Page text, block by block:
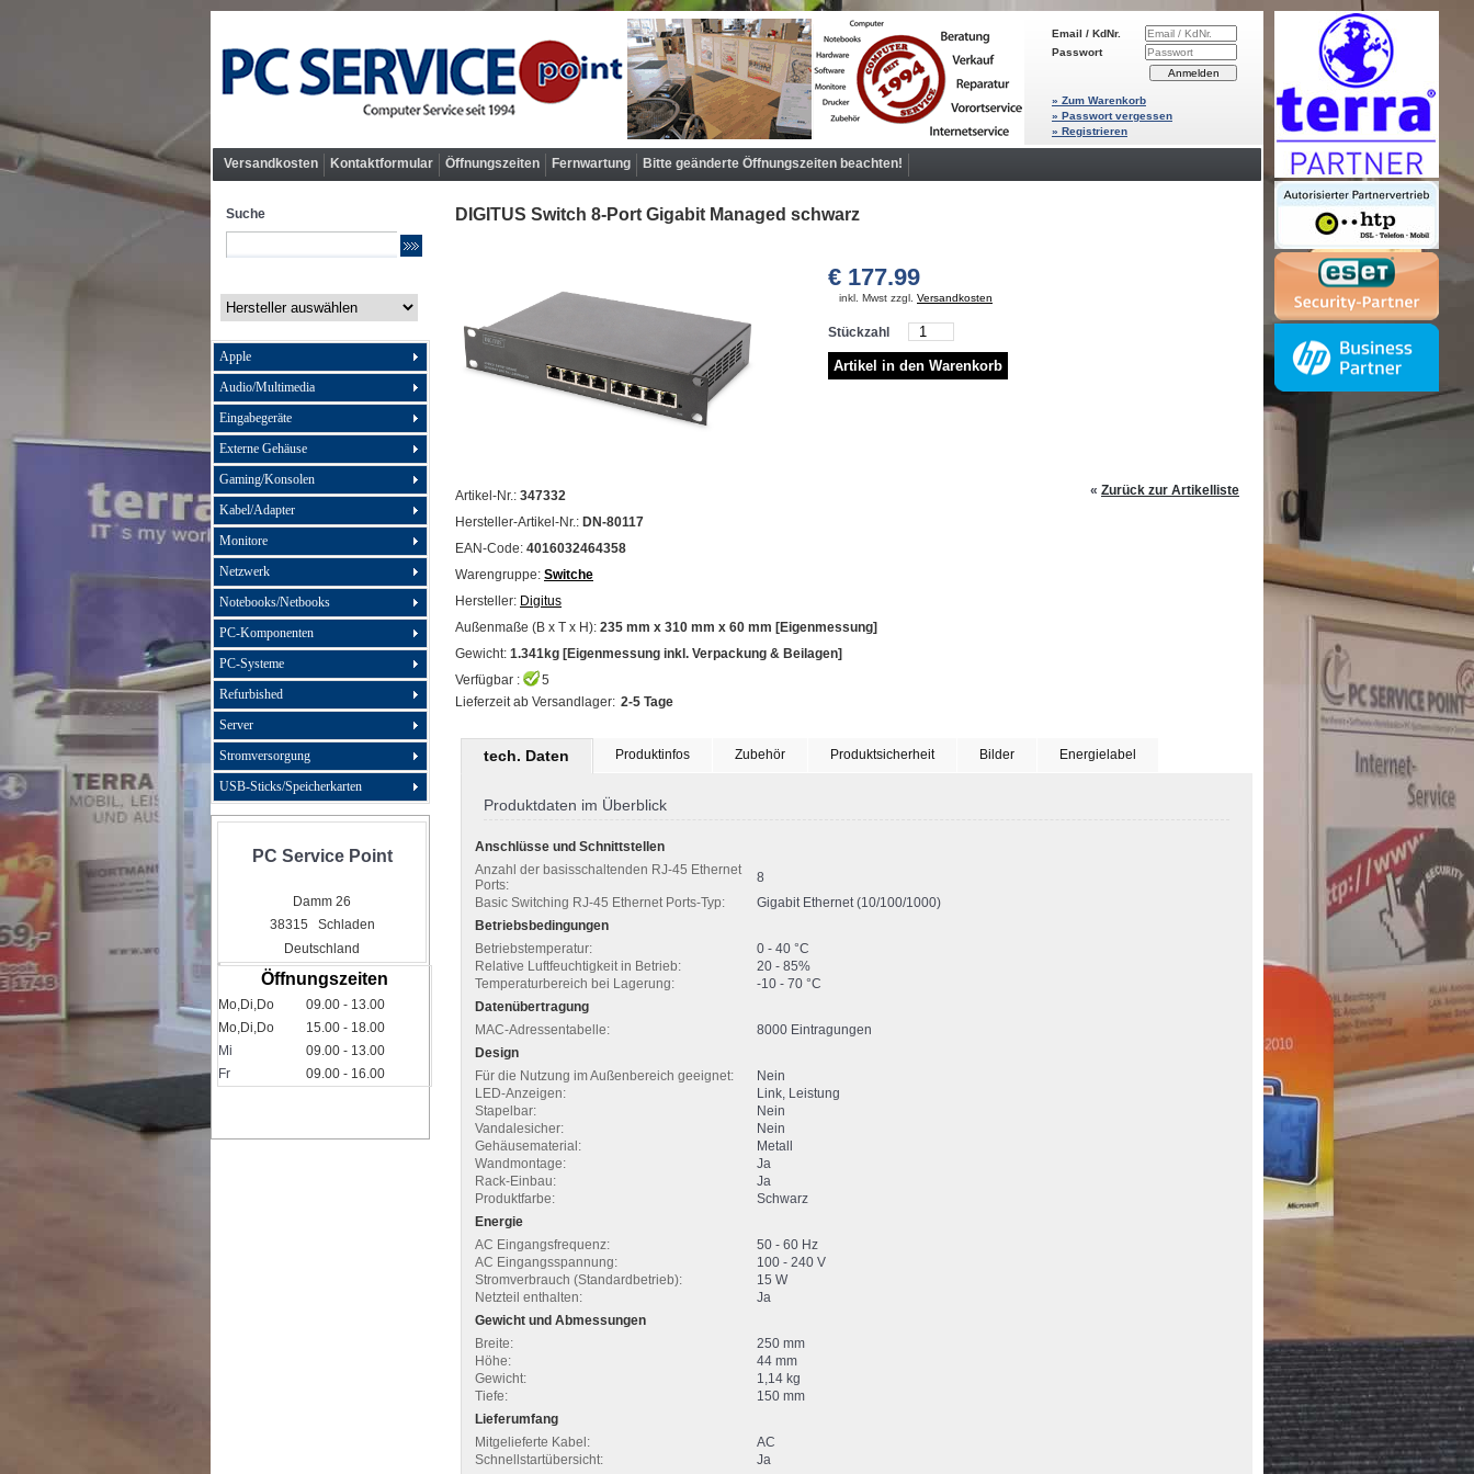
Email / KdNr.
Passwort
» Zum Warenkorb
» Passwort vergessen
» Registrieren
Versandkosten Kontaktformular Öffnungszeiten Fernwartung Bitte geänderte Öffnungszeiten beachten!
Suche
Apple
Audio/Multimedia
Eingabegeräte
Externe Gehäuse
Gaming/Konsolen
Kabel/Adapter
Monitore
Netzwerk
Notebooks/Netbooks
PC-Komponenten
PC-Systeme
Refurbished
Server
Stromversorgung
USB-Sticks/Speicherkarten
PC Service Point
Damm 26
38315 Schladen
Deutschland
Öffnungszeiten
Mo,Di,Do
09.00 - 13.00
Mo,Di,Do
15.00 - 18.00
Mi
09.00 - 13.00
Fr
09.00 - 16.00
DIGITUS Switch 8-Port Gigabit Managed schwarz
Artikel-Nr.: 347332
Hersteller-Artikel-Nr.: DN-80117
EAN-Code: 4016032464358
Warengruppe: Switche
Hersteller: Digitus
Außenmaße (B x T x H): 235 mm x 310 mm x 60 mm [Eigenmessung]
Gewicht: 1.341kg [Eigenmessung inkl. Verpackung & Beilagen]
Verfügbar :
5
Lieferzeit ab Versandlager: 2-5 Tage
€ 177.99
inkl. Mwst zzgl. Versandkosten
Stückzahl
« Zurück zur Artikelliste
tech. Daten Produktinfos Zubehör Produktsicherheit Bilder Energielabel
Produktdaten im Überblick
Anschlüsse und Schnittstellen
Anzahl der basisschaltenden RJ-45 Ethernet
Ports:
8
Basic Switching RJ-45 Ethernet Ports-Typ:
Gigabit Ethernet (10/100/1000)
Betriebsbedingungen
Betriebstemperatur:
0 - 40 °C
Relative Luftfeuchtigkeit in Betrieb:
20 - 85%
Temperaturbereich bei Lagerung:
-10 - 70 °C
Datenübertragung
MAC-Adressentabelle:
8000 Eintragungen
Design
Für die Nutzung im Außenbereich geeignet:
Nein
LED-Anzeigen:
Link, Leistung
Stapelbar:
Nein
Vandalesicher:
Nein
Gehäusematerial:
Metall
Wandmontage:
Ja
Rack-Einbau:
Ja
Produktfarbe:
Schwarz
Energie
AC Eingangsfrequenz:
50 - 60 Hz
AC Eingangsspannung:
100 - 240 V
Stromverbrauch (Standardbetrieb):
15 W
Netzteil enthalten:
Ja
Gewicht und Abmessungen
Breite:
250 mm
Höhe:
44 mm
Gewicht:
1,14 kg
Tiefe:
150 mm
Lieferumfang
Mitgelieferte Kabel:
AC
Schnellstartübersicht:
Ja